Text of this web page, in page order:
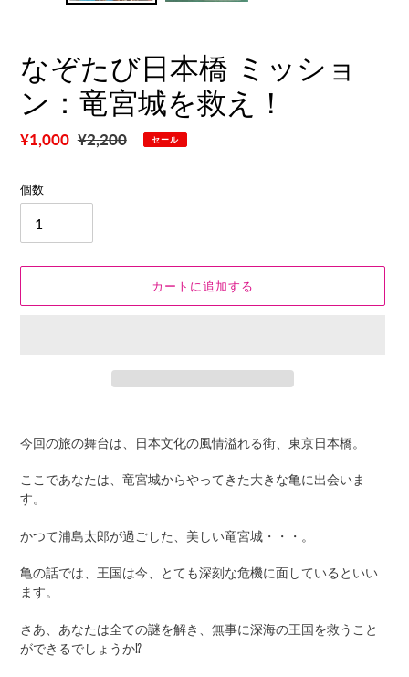
なぞたび日本橋 ミッショ
ン：竜宮城を救え！
販
価
¥1,000 通
¥2,200 セール
個数
カートに追加する
ト
商
品
を
加
す
今回の旅の舞台は、日本文化の風情溢れる街、東京日本橋。
ここであなたは、竜宮城からやってきた大きな亀に出会いま
す。
かつて浦島太郎が過ごした、美しい竜宮城・・・。
亀の話では、王国は今、とても深刻な危機に面しているといい
ます。
さあ、あなたは全ての謎を解き、無事に深海の王国を救うこと
ができるでしょうか⁉